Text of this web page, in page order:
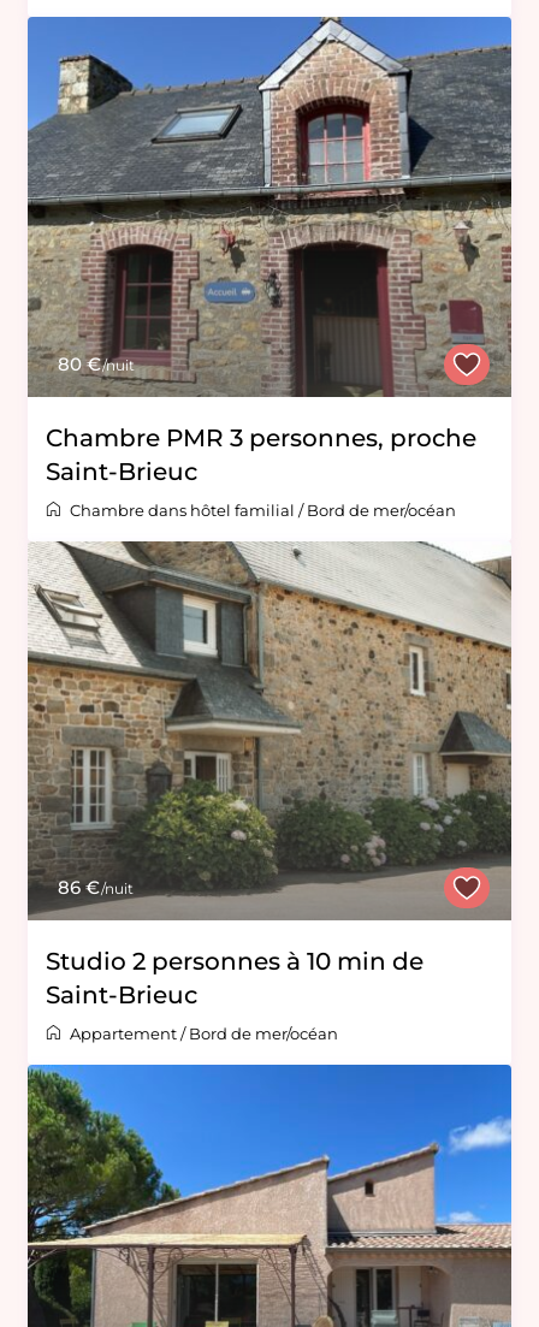
80 €/nuit
Chambre PMR 3 personnes, proche
Saint-Brieuc
Chambre dans hôtel familial /Bord de mer/océan
86 €/nuit
Studio 2 personnes à 10 min de
Saint-Brieuc
Appartement/Bord de mer/océan